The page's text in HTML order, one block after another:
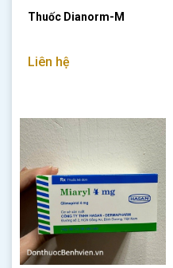
Thuốc Dianorm-M
Liên hệ